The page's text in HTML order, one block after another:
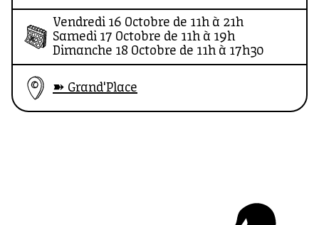
musique, mode et traditions : de Fès à Saint-
Ouen, on voyage sans bouger de Communale
Saint-Ouen.
Vendredi 16 Octobre de 11h à 21h
Samedi 17 Octobre de 11h à 19h
Dimanche 18 Octobre de 11h à 17h30
➽ Grand'Place